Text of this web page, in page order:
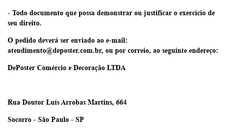
- Todo documento que possa demonstrar ou justificar o exercício de
seu direito.
O pedido deverá ser enviado ao e-mail:
atendimento@deposter.com.br, ou por correio, ao seguinte endereço:
DePoster Comércio e Decoração LTDA
Rua Doutor Luís Arrobas Martins, 664
Socorro - São Paulo - SP